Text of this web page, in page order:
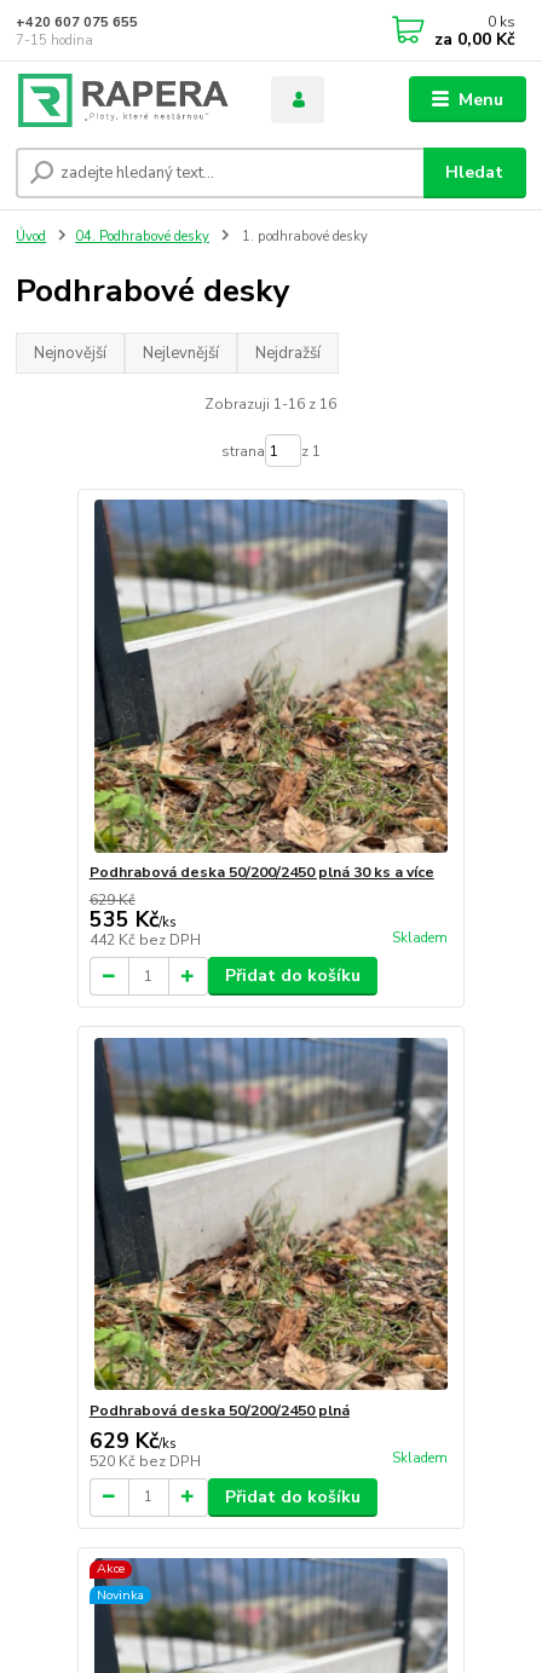
Menu
Hledat
+420 607 075 655
7-15 hodina
0 ks
za 0,00 Kč
Úvod 04. Podhrabové desky 1. podhrabové desky
Podhrabové desky
Nejnovější Nejlevnější Nejdražší
Zobrazuji 1-16 z 16
strana z 1
Podhrabová deska 50/200/2450 plná 30 ks a více
629 Kč
535 Kč/ks
442 Kč bez DPH Skladem
Přidat do košíku
Podhrabová deska 50/200/2450 plná
629 Kč/ks
520 Kč bez DPH Skladem
Přidat do košíku
Akce
Novinka